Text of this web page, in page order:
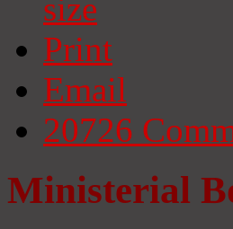
Print
Email
20726
Ministerial